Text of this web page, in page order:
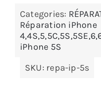
Categories:
Réparation iPhone
iPhone 5S
SKU: repa-ip-5s